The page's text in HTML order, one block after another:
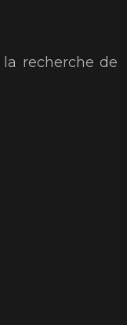
recherche de